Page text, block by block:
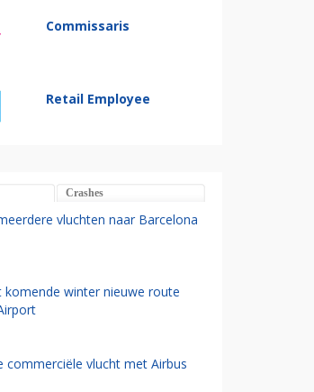
Commissaris
Retail Employee
Crashes
vluchten naar Barcelona
komende winter nieuwe route
commerciële vlucht met Airbus